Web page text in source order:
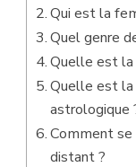
Qui est la
Quel genre
Quelle est la
Quelle est la
astrologique
Comment se
distant ?